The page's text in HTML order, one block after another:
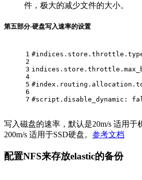
件，极大的减少文件的大小。
第五部分-硬盘写入速率的设置
1
2
3
4
5
6
7
#
#
#script.disable_dynamic:
写入磁盘的速率，默认是20m/s 适用于
200m/s 适用于SSD硬盘。 参考文档
配置NFS来存放elastic的备份